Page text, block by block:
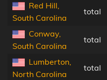
Red Hill,
South Carolina
total
Conway,
South Carolina
total
Lumberton,
North Carolina
total